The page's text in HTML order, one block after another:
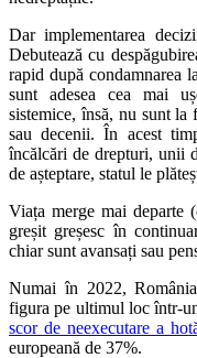
Dar implementarea
Debutează cu
rapid după condamnarea
sunt adesea cea mai
sistemice, însă, nu sunt
sau decenii. În acest
încălcări de drepturi, unii
de așteptare, statul le
Viața merge mai departe
greșit greșesc în
chiar sunt avansați sau
Numai în 2022,
figura pe ultimul loc într-
scor de neexecutare a
europeană de 37%.